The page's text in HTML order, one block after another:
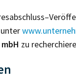
zu